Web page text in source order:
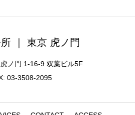
｜ 東京 虎ノ門
ノ門 1-16-9 双葉ビル5F
03-3508-2095